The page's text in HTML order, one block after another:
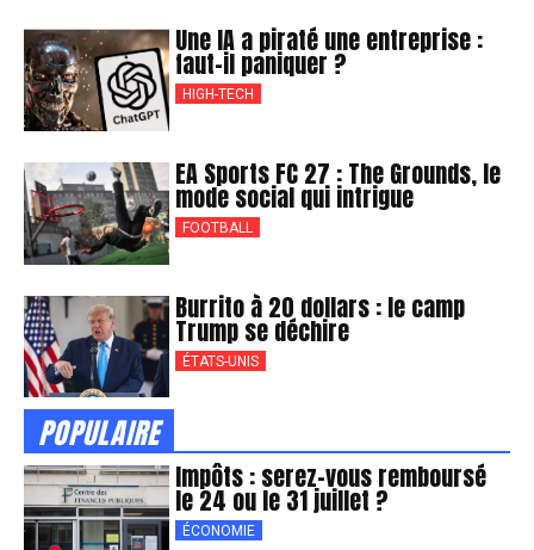
Une IA a piraté une entreprise :
faut-il paniquer ?
HIGH-TECH
EA Sports FC 27 : The Grounds, le
mode social qui intrigue
FOOTBALL
Burrito à 20 dollars : le camp
Trump se déchire
ÉTATS-UNIS
POPULAIRE
Impôts : serez-vous remboursé
le 24 ou le 31 juillet ?
ÉCONOMIE